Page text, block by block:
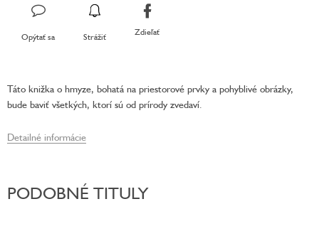
Opýtať sa Strážiť Zdieľať
Táto knižka o hmyze, bohatá na priestorové prvky a pohyblivé obrázky,
bude baviť všetkých, ktorí sú od prírody zvedaví.
Detailné informácie
PODOBNÉ TITULY